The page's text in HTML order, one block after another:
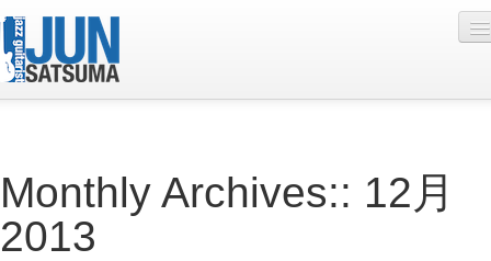
Live Schedule
Discography
Monthly Archives:: 12月
2013